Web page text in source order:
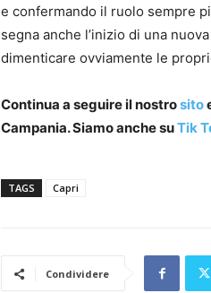
e confermando il ruolo sempre
segna anche l’inizio di una
dimenticare ovviamente le
Continua a seguire il nostrosito
Campania. Siamo anche suTik
TAGS Capri
Condividere